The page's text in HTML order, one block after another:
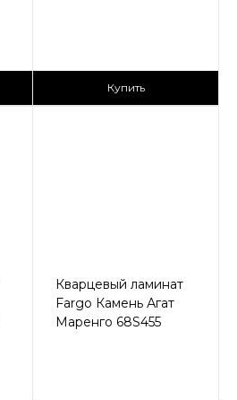
2
Купить
Кварцевый ламинат
Fargo Камень Агат
Маренго 68S455